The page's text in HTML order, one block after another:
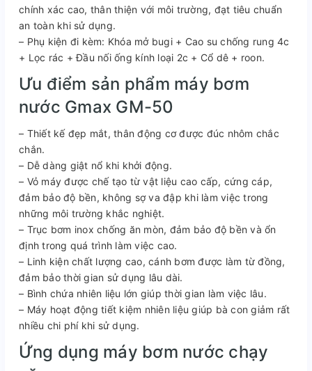
chính xác cao, thân thiện với môi trường, đạt tiêu chuẩn
an toàn khi sử dụng.
– Phụ kiện đi kèm: Khóa mở bugi + Cao su chống rung 4c
+ Lọc rác + Đầu nối ống kính loại 2c + Cổ dê + roon.
Ưu điểm sản phẩm máy bơm
nước Gmax GM-50
– Thiết kế đẹp mắt, thân động cơ được đúc nhôm chắc
chắn.
– Dễ dàng giật nổ khi khởi động.
– Vỏ máy được chế tạo từ vật liệu cao cấp, cứng cáp,
đảm bảo độ bền, không sợ va đập khi làm việc trong
những môi trường khắc nghiệt.
– Trục bơm inox chống ăn mòn, đảm bảo độ bền và ổn
định trong quá trình làm việc cao.
– Linh kiện chất lượng cao, cánh bơm được làm từ đồng,
đảm bảo thời gian sử dụng lâu dài.
– Bình chứa nhiên liệu lớn giúp thời gian làm việc lâu.
– Máy hoạt động tiết kiệm nhiên liệu giúp bà con giảm rất
nhiều chi phí khi sử dụng.
Ứng dụng máy bơm nước chạy